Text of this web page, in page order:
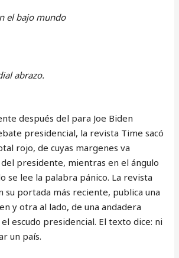
el bajo mundo
abrazo.
después del para Joe Biden
presidencial, la revista Time sacó
rojo, de cuyas margenes va
presidente, mientras en el ángulo
se lee la palabra pánico. La revista
su portada más reciente, publica una
y otra al lado, de una andadera
escudo presidencial. El texto dice: ni
un país.